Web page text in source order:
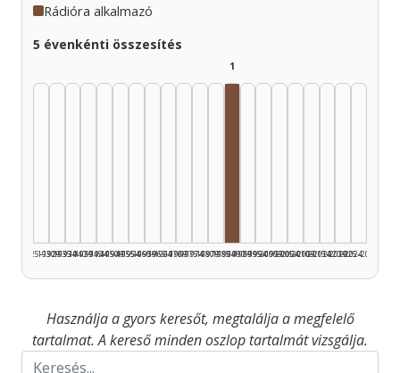
Rádióra alkalmazó
5 évenkénti összesítés
1925–1929
1930–1934
1935–1939
1940–1944
1945–1949
1950–1954
1955–1959
1960–1964
1965–1969
1970–1974
1975–1979
1980–1984
1
1985–1989
1990–1994
1995–1999
2000–2004
2005–2009
2010–2014
2015–2019
2020–2024
2025–2026
Használja a gyors keresőt, megtalálja a megfelelő
tartalmat. A kereső minden oszlop tartalmát vizsgálja.